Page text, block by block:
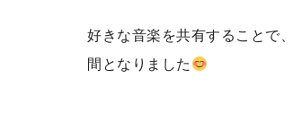
好きな音楽を共有することで
間となりました